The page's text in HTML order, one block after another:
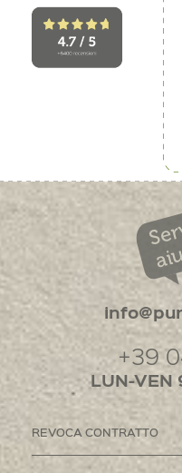
+39
LUN-VEN
REVOCA CONTRATTO